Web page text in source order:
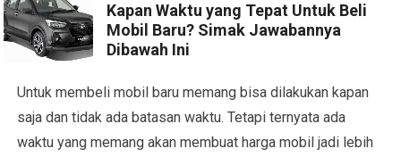
Kapan Waktu yang Tepat Untuk Beli
Mobil Baru? Simak Jawabannya
Dibawah Ini
Untuk membeli mobil baru memang bisa dilakukan kapan
saja dan tidak ada batasan waktu. Tetapi ternyata ada
waktu yang memang akan membuat harga mobil jadi lebih